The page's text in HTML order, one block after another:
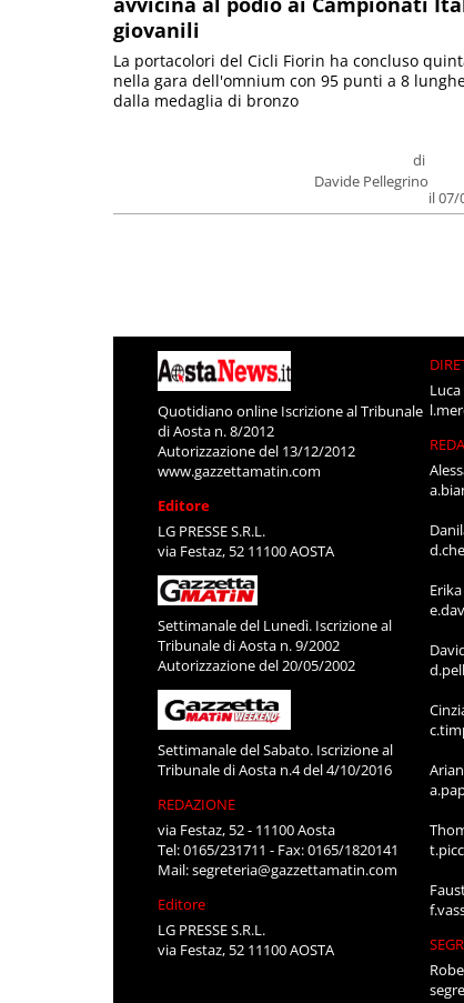
giovanili
di
Davide Pellegrino
il 07/
La portacolori del Cicli Fiorin ha concluso
nella gara dell'omnium con 95 punti a 8
dalla medaglia di bronzo
Quotidiano online Iscrizione al Tribunale
di Aosta n. 8/2012
Autorizzazione del 13/12/2012
www.gazzettamatin.com
Editore
LG PRESSE S.R.L.
via Festaz, 52 11100 AOSTA
Settimanale del Lunedì. Iscrizione al
Tribunale di Aosta n. 9/2002
Autorizzazione del 20/05/2002
Settimanale del Sabato. Iscrizione al
Tribunale di Aosta n.4 del 4/10/2016
REDAZIONE
via Festaz, 52 - 11100 Aosta
Tel: 0165/231711 - Fax: 0165/1820141
Mail:segreteria@gazzettamatin.com
Editore
LG PRESSE S.R.L.
via Festaz, 52 11100 AOSTA